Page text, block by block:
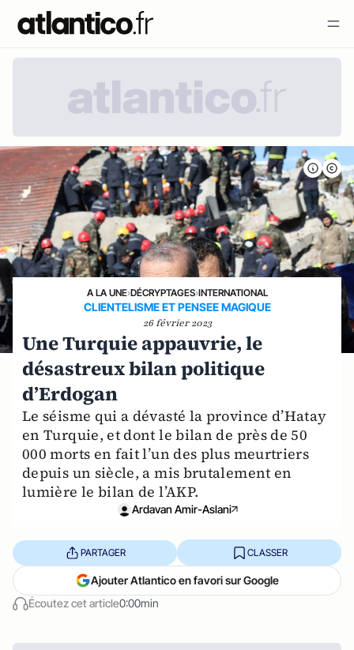
A LA UNE›DÉCRYPTAGES›INTERNATIONAL
CLIENTELISME ET PENSEE MAGIQUE
26 février 2023
Une Turquie appauvrie, le
désastreux bilan politique
d’Erdogan
Le séisme qui a dévasté la province d’Hatay
en Turquie, et dont le bilan de près de 50
000 morts en fait l’un des plus meurtriers
depuis un siècle, a mis brutalement en
lumière le bilan de l’AKP.
Ardavan Amir-Aslani
Écoutez cet article0:00min
PARTAGER CLASSER
Ajouter Atlantico en favori sur Google